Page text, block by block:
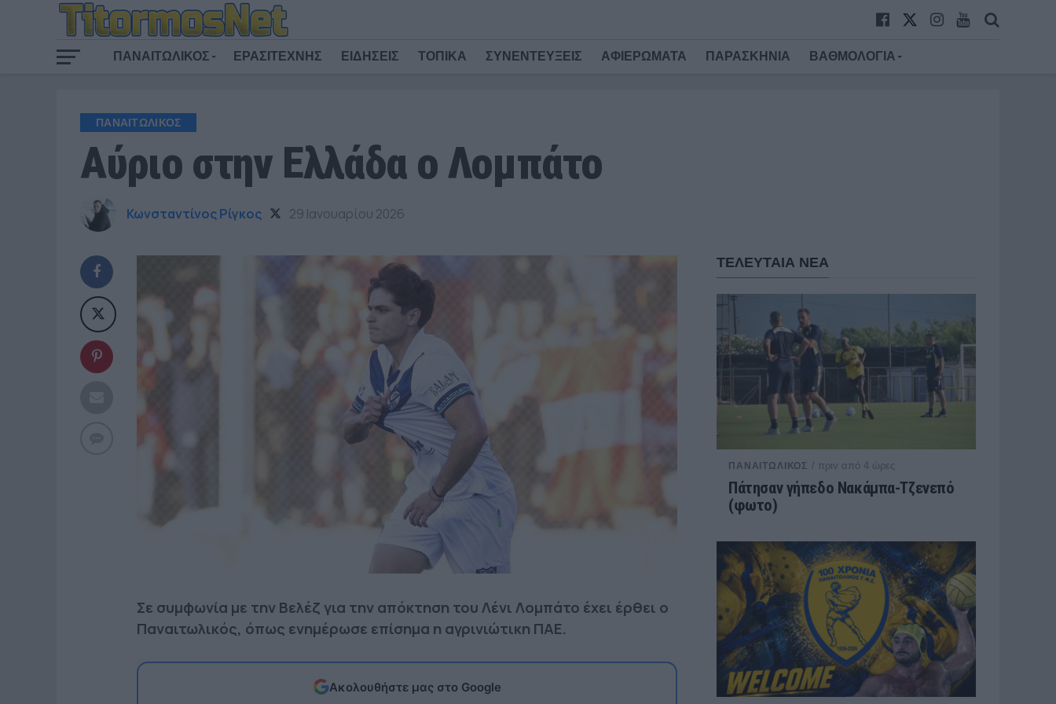
ΠΑΝΑΙΤΩΛΙΚΟΣ ΕΡΑΣΙΤΕΧΝΗΣ ΕΙΔΗΣΕΙΣ ΤΟΠΙΚΑ ΣΥΝΕΝΤΕΥΞΕΙΣ ΑΦΙΕΡΩΜΑΤΑ ΠΑΡΑΣΚΗΝΙΑ ΒΑΘΜΟΛΟΓΙΑ
ΠΑΝΑΙΤΩΛΙΚΟΣ
Αύριο στην Ελλάδα ο Λομπάτο
Κωνσταντίνος Ρίγκος 29 Ιανουαρίου 2026
Σε συμφωνία με την Βελέζ για την απόκτηση του Λένι Λομπάτο έχει έρθει ο
Παναιτωλικός, όπως ενημέρωσε επίσημα η αγρινιώτικη ΠΑΕ.
Ακολουθήστε μας στο Google
ΤΕΛΕΥΤΑΙΑ ΝΕΑ
ΠΑΝΑΙΤΩΛΙΚΟΣ / πριν από 4 ώρες
Πάτησαν γήπεδο Νακάμπα-Τζενεπό
(φωτο)